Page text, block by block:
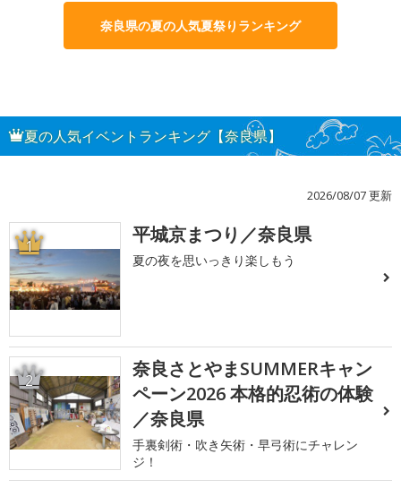
奈良県の夏の人気夏祭りランキング
夏の人気イベントランキング【奈良県】
2026/08/07 更新
1 平城京まつり／奈良県
夏の夜を思いっきり楽しもう
2
奈良さとやまSUMMERキャン
ペーン2026 本格的忍術の体験
／奈良県
手裏剣術・吹き矢術・早弓術にチャレン
ジ！